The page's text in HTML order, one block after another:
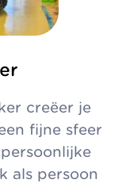
creëer je
fijne sfeer
als persoon